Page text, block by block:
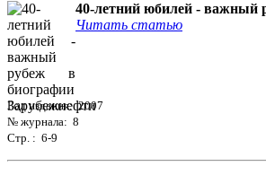
40-летний юбилей - важный
Читать статью
Год издания: 2007
№ журнала: 8
Стр. : 6-9